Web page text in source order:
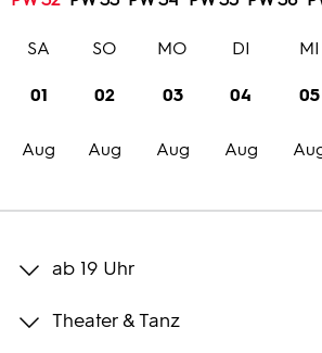
Programm
Trailer
Bilder
01
Aug
SA
02
Aug
SO
03
Aug
MO
04
Aug
DI
05
MI
ab 19 Uhr
Theater & Tanz